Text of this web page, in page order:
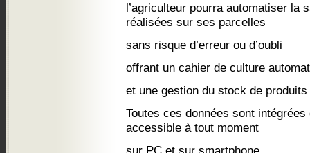
l’agriculteur pourra automatiser la
réalisées sur ses parcelles
sans risque d’erreur ou d’oubli
offrant un cahier de culture
et une gestion du stock de
Toutes ces données sont
accessible à tout moment
sur PC et sur smartphone.